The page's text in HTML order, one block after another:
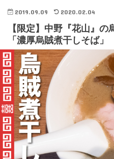
2019.09.09 2020.02.04
【限定】中野『花山』
「濃厚烏賊煮干しそば」